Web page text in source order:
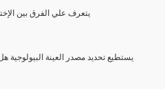
(5) يتعرف علي الفرق بين
(6) يستطيع تحديد مصدر العينة